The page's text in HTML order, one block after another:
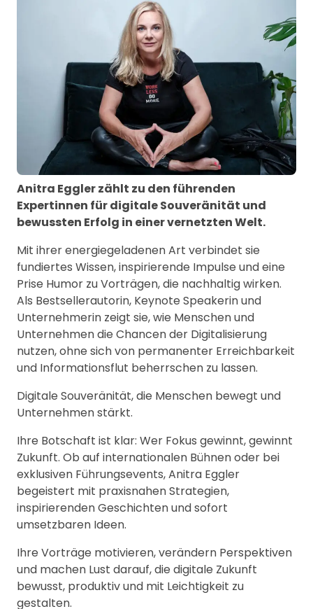
Anitra Eggler zählt zu den führenden
Expertinnen für digitale Souveränität und
bewussten Erfolg in einer vernetzten Welt.
Mit ihrer energiegeladenen Art verbindet sie
fundiertes Wissen, inspirierende Impulse und eine
Prise Humor zu Vorträgen, die nachhaltig wirken.
Als Bestsellerautorin, Keynote Speakerin und
Unternehmerin zeigt sie, wie Menschen und
Unternehmen die Chancen der Digitalisierung
nutzen, ohne sich von permanenter Erreichbarkeit
und Informationsflut beherrschen zu lassen.
Digitale Souveränität, die Menschen bewegt und
Unternehmen stärkt.
Ihre Botschaft ist klar: Wer Fokus gewinnt, gewinnt
Zukunft. Ob auf internationalen Bühnen oder bei
exklusiven Führungsevents, Anitra Eggler
begeistert mit praxisnahen Strategien,
inspirierenden Geschichten und sofort
umsetzbaren Ideen.
Ihre Vorträge motivieren, verändern Perspektiven
und machen Lust darauf, die digitale Zukunft
bewusst, produktiv und mit Leichtigkeit zu
gestalten.